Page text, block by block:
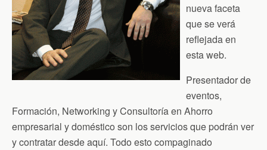
nueva faceta
que se verá
reflejada en
esta web.
Presentador de
eventos,
Formación, Networking y Consultoría en Ahorro
empresarial y doméstico son los servicios que podrán ver
y contratar desde aquí. Todo esto compaginado